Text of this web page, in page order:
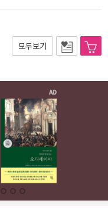
모두보기